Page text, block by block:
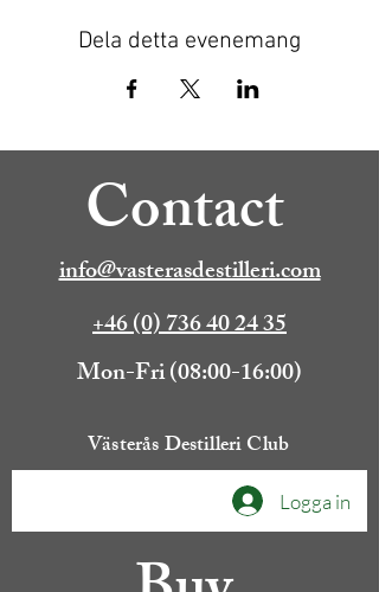
Dela detta evenemang
Contact
info@vasterasdestilleri.com
+46 (0) 736 40 24 35
Mon-Fri (08:00-16:00)
Västerås Destilleri Club
Logga in